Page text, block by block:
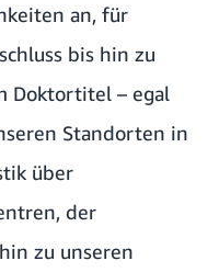
an, für
bis hin zu
Doktortitel – egal
Standorten in
über
der
zu unseren